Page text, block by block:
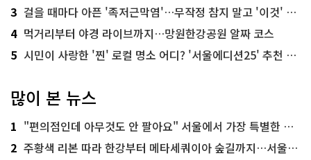
3 걸을 때마다 아픈 '족저근막염'…무작정 참지 말고 '이것' 해보세요!
4 먹거리부터 야경 라이브까지…망원한강공원 알짜 코스
5 시민이 사랑한 '찐' 로컬 명소 어디? '서울에디션25' 추천 코스
많이 본 뉴스
1 "편의점인데 아무것도 안 팔아요" 서울에서 가장 특별한 편의점의 정체
2 주황색 리본 따라 한강부터 메타세쿼이아 숲길까지…서울둘레길 15코스